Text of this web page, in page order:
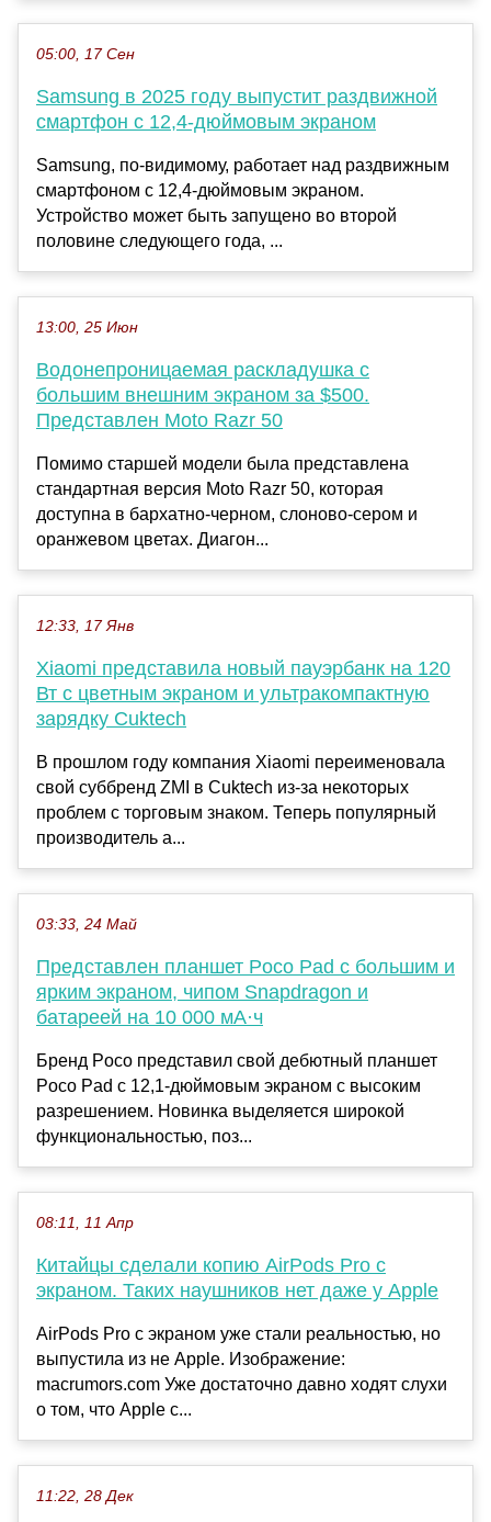
05:00, 17 Сен
Samsung в 2025 году выпустит раздвижной
смартфон с 12,4-дюймовым экраном
Samsung, по-видимому, работает над раздвижным
смартфоном с 12,4-дюймовым экраном.
Устройство может быть запущено во второй
половине следующего года, ...
13:00, 25 Июн
Водонепроницаемая раскладушка с
большим внешним экраном за $500.
Представлен Moto Razr 50
Помимо старшей модели была представлена
стандартная версия Moto Razr 50, которая
доступна в бархатно-черном, слоново-сером и
оранжевом цветах. Диагон...
12:33, 17 Янв
Xiaomi представила новый пауэрбанк на 120
Вт с цветным экраном и ультракомпактную
зарядку Cuktech
В прошлом году компания Xiaomi переименовала
свой суббренд ZMI в Cuktech из-за некоторых
проблем с торговым знаком. Теперь популярный
производитель а...
03:33, 24 Май
Представлен планшет Poco Pad с большим и
ярким экраном, чипом Snapdragon и
батареей на 10 000 мА·ч
Бренд Poco представил свой дебютный планшет
Poco Pad с 12,1-дюймовым экраном с высоким
разрешением. Новинка выделяется широкой
функциональностью, поз...
08:11, 11 Апр
Китайцы сделали копию AirPods Pro с
экраном. Таких наушников нет даже у Apple
AirPods Pro с экраном уже стали реальностью, но
выпустила из не Apple. Изображение:
macrumors.com Уже достаточно давно ходят слухи
о том, что Apple с...
11:22, 28 Дек